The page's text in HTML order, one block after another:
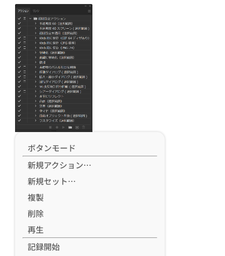
ボタンモード
新規アクション…
新規セット…
複製
削除
再生
記録開始